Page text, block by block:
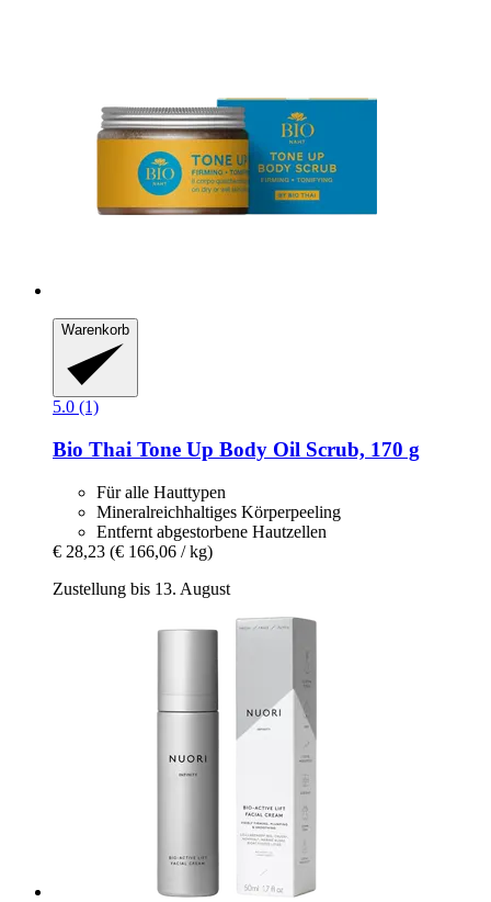
Warenkorb
5.0 (1)
Bio Thai Tone Up Body Oil Scrub, 170 g
Für alle Hauttypen
Mineralreichhaltiges Körperpeeling
Entfernt abgestorbene Hautzellen
€ 28,23 (€ 166,06 / kg)
Zustellung bis 13. August